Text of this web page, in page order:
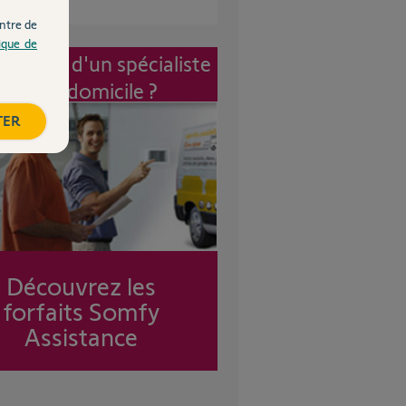
d'un spécialiste
à mon domicile ?
Découvrez les
forfaits Somfy
Assistance
de
de